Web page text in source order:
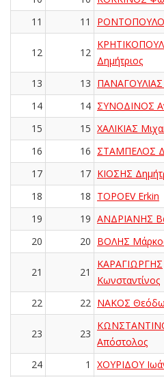
11
11
12 12
Δημήτριος
13 13 ΠΑΝΑΓΟΥΛΙΑΣ
14
14 ΣΥΝΟΔΙΝΟΣ
15
15 ΧΑΛΙΚΙΑΣ
16
16 ΣΤΑΜΠΕΛΟΣ
17
17 ΚΙΟΣΗΣ
18
18 TOPOEV Erkin
19
19 ΑΝΔΡΙΑΝΗΣ
20
20 ΒΟΛΗΣ
21 21
ΚΑΡΑΓΙΩΡΓΗΣ
Κωνσταντίνος
22 22 ΝΑΚΟΣ
23 23
Απόστολος
24 1 ΧΟΥΡΙΔΟΥ